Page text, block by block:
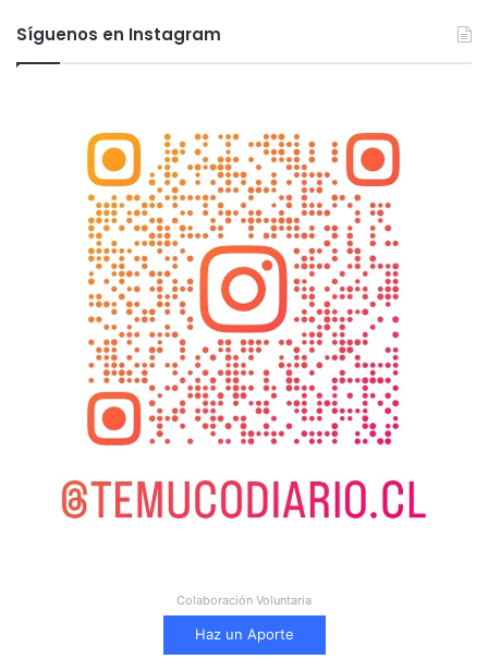
Síguenos en Instagram
Colaboración Voluntaria
Haz un Aporte